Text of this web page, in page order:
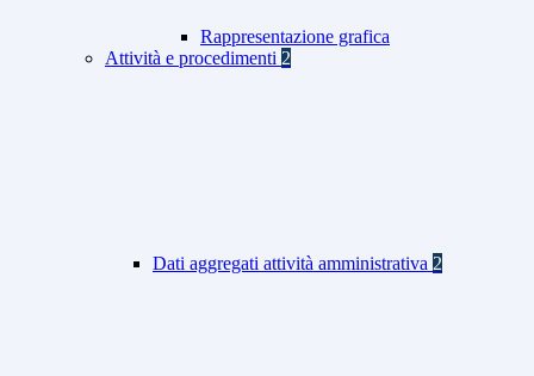
Rappresentazione grafica
Attività e procedimenti 2
Dati aggregati attività amministrativa 2